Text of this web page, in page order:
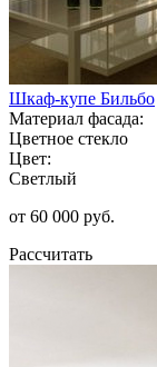
Шкаф-купе Бильбо
Материал фасада:
Цветное стекло
Цвет:
Светлый
от 60 000 руб.
Рассчитать